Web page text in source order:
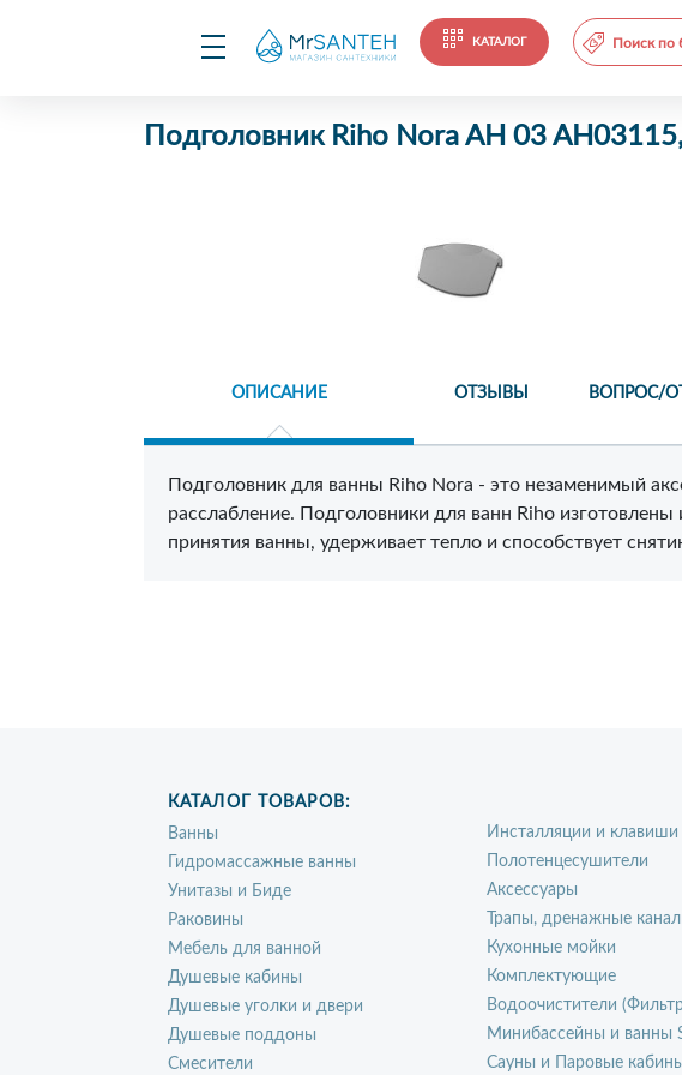
КАТАЛОГ Поиск по
Подголовник Riho Nora AH 03
ОПИСАНИЕ ОТЗЫВЫ ВОПРОС/
Подголовник для ванны Riho Nora - это незаменимый
расслабление. Подголовники для ванн Riho
принятия ванны, удерживает тепло и способствует
КАТАЛОГ ТОВАРОВ:
Ванны
Гидромассажные ванны
Унитазы и Биде
Раковины
Мебель для ванной
Душевые кабины
Душевые уголки и двери
Душевые поддоны
Смесители
Инсталляции и
Полотенцесушители
Аксессуары
Трапы, дренажные
Кухонные мойки
Комплектующие
Водоочистители
Минибассейны и ванны
Сауны и Паровые